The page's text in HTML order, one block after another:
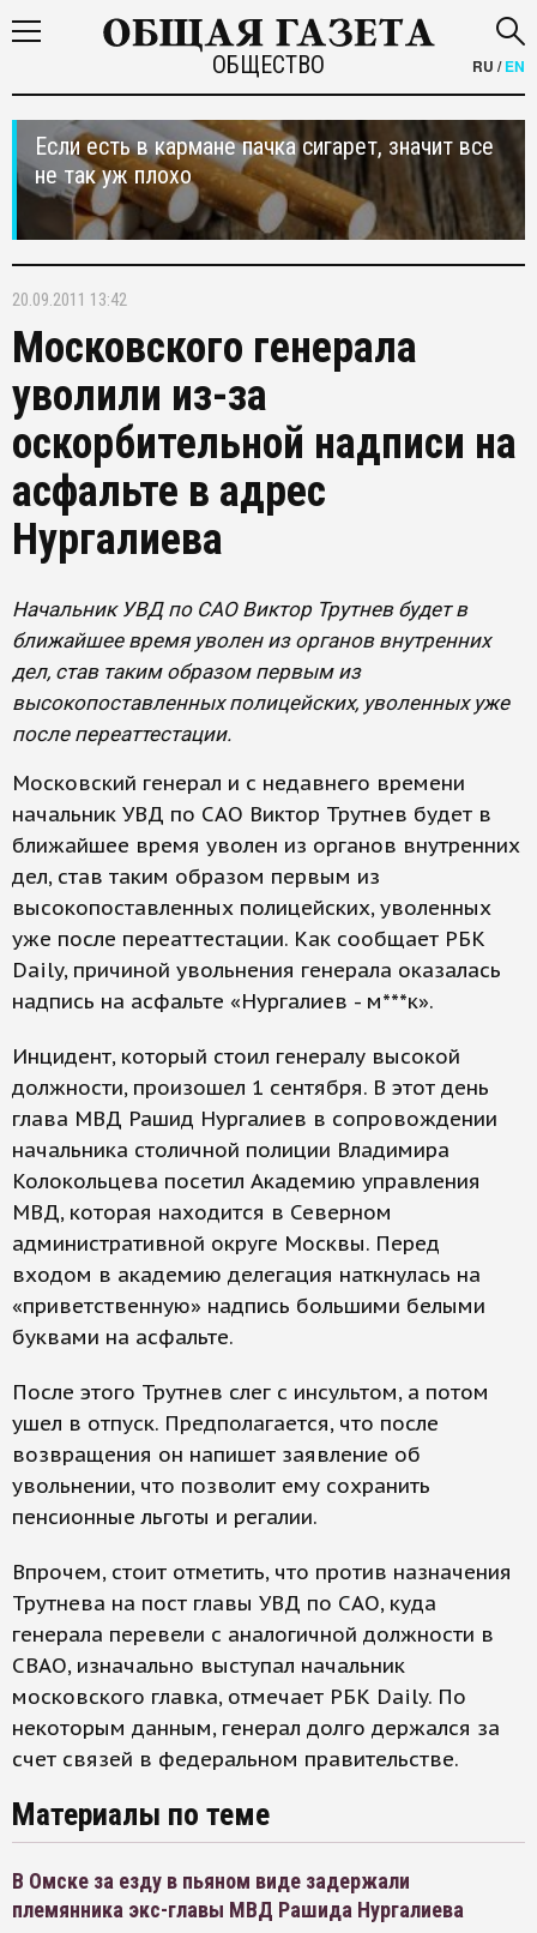
ОБЩЕСТВО RU /EN
Если есть в кармане пачка сигарет, значит все
не так уж плохо
20.09.2011 13:42
Московского генерала
уволили из-за
оскорбительной надписи на
асфальте в адрес
Нургалиева
Начальник УВД по САО Виктор Трутнев будет в
ближайшее время уволен из органов внутренних
дел, став таким образом первым из
высокопоставленных полицейских, уволенных уже
после переаттестации.
Московский генерал и с недавнего времени
начальник УВД по САО Виктор Трутнев будет в
ближайшее время уволен из органов внутренних
дел, став таким образом первым из
высокопоставленных полицейских, уволенных
уже после переаттестации. Как сообщает РБК
Daily, причиной увольнения генерала оказалась
надпись на асфальте «Нургалиев - м***к».
Инцидент, который стоил генералу высокой
должности, произошел 1 сентября. В этот день
глава МВД Рашид Нургалиев в сопровождении
начальника столичной полиции Владимира
Колокольцева посетил Академию управления
МВД, которая находится в Северном
административной округе Москвы. Перед
входом в академию делегация наткнулась на
«приветственную» надпись большими белыми
буквами на асфальте.
После этого Трутнев слег с инсультом, а потом
ушел в отпуск. Предполагается, что после
возвращения он напишет заявление об
увольнении, что позволит ему сохранить
пенсионные льготы и регалии.
Впрочем, стоит отметить, что против назначения
Трутнева на пост главы УВД по САО, куда
генерала перевели с аналогичной должности в
СВАО, изначально выступал начальник
московского главка, отмечает РБК Daily. По
некоторым данным, генерал долго держался за
счет связей в федеральном правительстве.
Материалы по теме
В Омске за езду в пьяном виде задержали
племянника экс-главы МВД Рашида Нургалиева